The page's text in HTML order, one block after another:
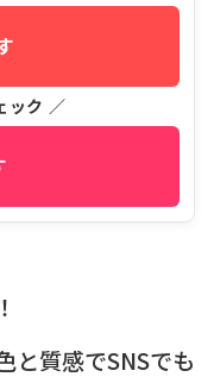
ック ／
と質感でSNSでも